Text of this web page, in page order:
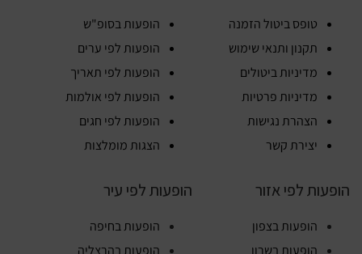
טופס ביטול הזמנה
תקנון ותנאי שימוש
מדיניות ביטולים
מדיניות פרטיות
הצהרת נגישות
יצירת קשר
הופעות בסופ"ש
הופעות לפי ערים
הופעות לפי תאריך
הופעות לפי אולמות
הופעות לפי חגים
הצגות מומלצות
הופעות לפי אזור
הופעות בצפון
הופעות לפי עיר
הופעות בחיפה